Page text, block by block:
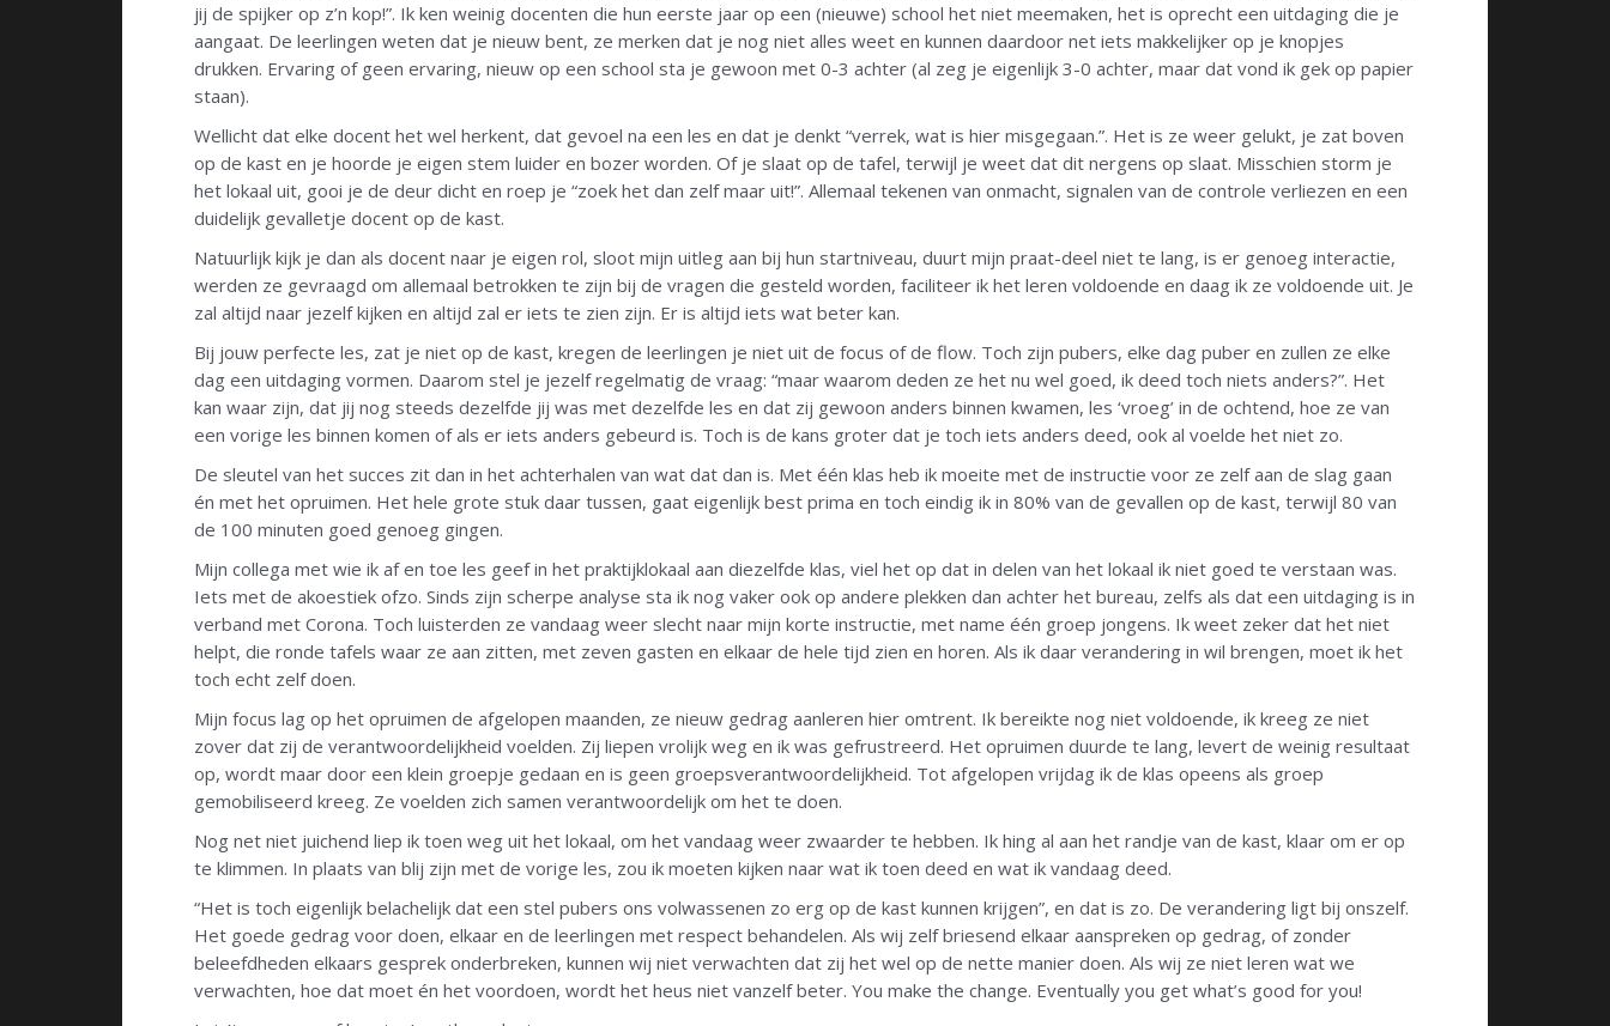
jij de spijker op z’n kop!”. Ik ken weinig docenten die hun eerste jaar op een (nieuwe) school het niet meemaken, het is oprecht een uitdaging die je
aangaat. De leerlingen weten dat je nieuw bent, ze merken dat je nog niet alles weet en kunnen daardoor net iets makkelijker op je knopjes
drukken. Ervaring of geen ervaring, nieuw op een school sta je gewoon met 0-3 achter (al zeg je eigenlijk 3-0 achter, maar dat vond ik gek op papier
staan).
Wellicht dat elke docent het wel herkent, dat gevoel na een les en dat je denkt “verrek, wat is hier misgegaan.”. Het is ze weer gelukt, je zat boven
op de kast en je hoorde je eigen stem luider en bozer worden. Of je slaat op de tafel, terwijl je weet dat dit nergens op slaat. Misschien storm je
het lokaal uit, gooi je de deur dicht en roep je “zoek het dan zelf maar uit!”. Allemaal tekenen van onmacht, signalen van de controle verliezen en een
duidelijk gevalletje docent op de kast.
Natuurlijk kijk je dan als docent naar je eigen rol, sloot mijn uitleg aan bij hun startniveau, duurt mijn praat-deel niet te lang, is er genoeg interactie,
werden ze gevraagd om allemaal betrokken te zijn bij de vragen die gesteld worden, faciliteer ik het leren voldoende en daag ik ze voldoende uit. Je
zal altijd naar jezelf kijken en altijd zal er iets te zien zijn. Er is altijd iets wat beter kan.
Bij jouw perfecte les, zat je niet op de kast, kregen de leerlingen je niet uit de focus of de flow. Toch zijn pubers, elke dag puber en zullen ze elke
dag een uitdaging vormen. Daarom stel je jezelf regelmatig de vraag: “maar waarom deden ze het nu wel goed, ik deed toch niets anders?”. Het
kan waar zijn, dat jij nog steeds dezelfde jij was met dezelfde les en dat zij gewoon anders binnen kwamen, les ‘vroeg’ in de ochtend, hoe ze van
een vorige les binnen komen of als er iets anders gebeurd is. Toch is de kans groter dat je toch iets anders deed, ook al voelde het niet zo.
De sleutel van het succes zit dan in het achterhalen van wat dat dan is. Met één klas heb ik moeite met de instructie voor ze zelf aan de slag gaan
én met het opruimen. Het hele grote stuk daar tussen, gaat eigenlijk best prima en toch eindig ik in 80% van de gevallen op de kast, terwijl 80 van
de 100 minuten goed genoeg gingen.
Mijn collega met wie ik af en toe les geef in het praktijklokaal aan diezelfde klas, viel het op dat in delen van het lokaal ik niet goed te verstaan was.
Iets met de akoestiek ofzo. Sinds zijn scherpe analyse sta ik nog vaker ook op andere plekken dan achter het bureau, zelfs als dat een uitdaging is in
verband met Corona. Toch luisterden ze vandaag weer slecht naar mijn korte instructie, met name één groep jongens. Ik weet zeker dat het niet
helpt, die ronde tafels waar ze aan zitten, met zeven gasten en elkaar de hele tijd zien en horen. Als ik daar verandering in wil brengen, moet ik het
toch echt zelf doen.
Mijn focus lag op het opruimen de afgelopen maanden, ze nieuw gedrag aanleren hier omtrent. Ik bereikte nog niet voldoende, ik kreeg ze niet
zover dat zij de verantwoordelijkheid voelden. Zij liepen vrolijk weg en ik was gefrustreerd. Het opruimen duurde te lang, levert de weinig resultaat
op, wordt maar door een klein groepje gedaan en is geen groepsverantwoordelijkheid. Tot afgelopen vrijdag ik de klas opeens als groep
gemobiliseerd kreeg. Ze voelden zich samen verantwoordelijk om het te doen.
Nog net niet juichend liep ik toen weg uit het lokaal, om het vandaag weer zwaarder te hebben. Ik hing al aan het randje van de kast, klaar om er op
te klimmen. In plaats van blij zijn met de vorige les, zou ik moeten kijken naar wat ik toen deed en wat ik vandaag deed.
“Het is toch eigenlijk belachelijk dat een stel pubers ons volwassenen zo erg op de kast kunnen krijgen”, en dat is zo. De verandering ligt bij onszelf.
Het goede gedrag voor doen, elkaar en de leerlingen met respect behandelen. Als wij zelf briesend elkaar aanspreken op gedrag, of zonder
beleefdheden elkaars gesprek onderbreken, kunnen wij niet verwachten dat zij het wel op de nette manier doen. Als wij ze niet leren wat we
verwachten, hoe dat moet én het voordoen, wordt het heus niet vanzelf beter. You make the change. Eventually you get what’s good for you!